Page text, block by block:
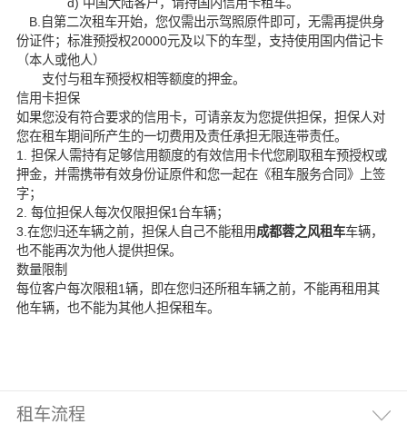
B.自第二次租车开始，您仅需出示驾照原件即可，无需再提供身
份证件；标准预授权20000元及以下的车型，支持使用国内借记卡
（本人或他人）
支付与租车预授权相等额度的押金。
信用卡担保
如果您没有符合要求的信用卡，可请亲友为您提供担保，担保人对
您在租车期间所产生的一切费用及责任承担无限连带责任。
1. 担保人需持有足够信用额度的有效信用卡代您刷取租车预授权或
押金，并需携带有效身份证原件和您一起在《租车服务合同》上签
字；
2. 每位担保人每次仅限担保1台车辆；
3.在您归还车辆之前，担保人自己不能租用成都蓉之风租车车辆，
也不能再次为他人提供担保。
数量限制
每位客户每次限租1辆，即在您归还所租车辆之前，不能再租用其
他车辆，也不能为其他人担保租车。
租车流程